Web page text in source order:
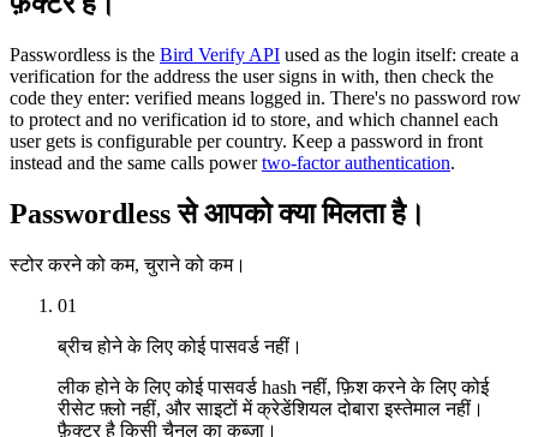
Passwordless is the Bird Verify API used as the login itself: create a
verification for the address the user signs in with, then check the
code they enter: verified means logged in. There's no password row
to protect and no verification id to store, and which channel each
user gets is configurable per country. Keep a password in front
instead and the same calls powertwo-factor authentication.
Passwordless से आपको क्या मिलता है।
स्टोर करने को कम, चुराने को कम।
01
ब्रीच होने के लिए कोई पासवर्ड नहीं।
लीक होने के लिए कोई पासवर्ड hash नहीं, फ़िश करने के लिए कोई
रीसेट फ़्लो नहीं, और साइटों में क्रेडेंशियल दोबारा इस्तेमाल नहीं।
फ़ैक्टर है किसी चैनल का कब्ज़ा।